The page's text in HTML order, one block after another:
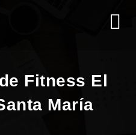
Fitness El
María